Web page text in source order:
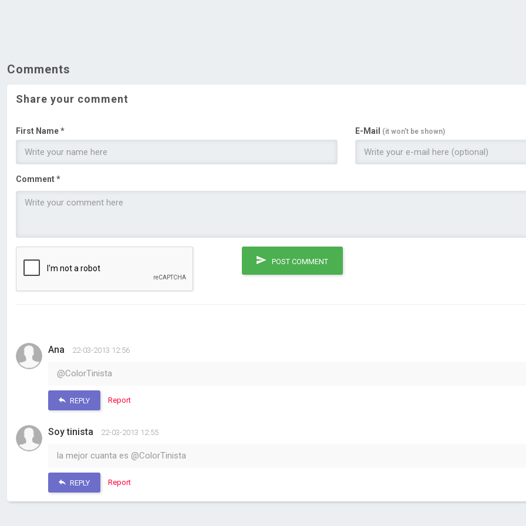
Comments
Share your comment
First Name * E-Mail (it won't be shown)
Comment *
POST COMMENT
Ana 22-03-2013 12:56
@ColorTinista
REPLY Report
Soy tinista 22-03-2013 12:55
la mejor cuanta es @ColorTinista
REPLY Report